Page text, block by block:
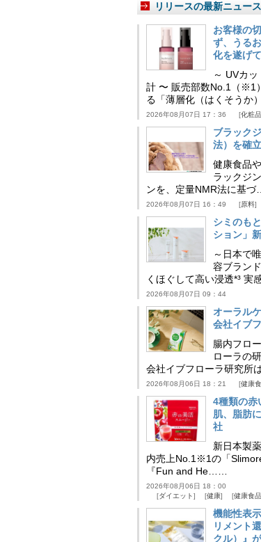
リリースの最新ニュース
お客様の
ず、うる
化を遂げ
～ UVカ
計 〜 販売部数No.1（※1
る「薄層化（はくそうか
2026年08月07日 17：36 化粧品
ブラック
法）を確
健康食品
ラックジ
ンを、定量NMR法に基づ
2026年08月07日 16：49 原料
シミのも
ション」
～日本で
容ブラン
くほぐして高い浸透*³ 実
2026年08月07日 09：44
オーラル
会社イブ
腸内フロ
ローラの
会社イブフローラ研究所
2026年08月06日 18：21 健康
4種類の赤
肌、脂肪
社
新日本製
内売上No.1※1の「
『Fun and He……
2026年08月06日 18：00
ダイエット
健康 健康食品
機能性表
リメント
クル）』